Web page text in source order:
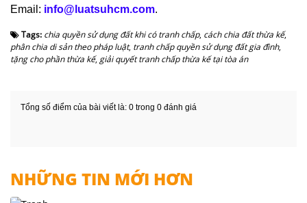
Email: info@luatsuhcm.com.
Tags: chia quyền sử dụng đất khi có tranh chấp, cách chia đất thừa kế,
phân chia di sản theo pháp luật, tranh chấp quyền sử dụng đất gia đình,
tặng cho phần thừa kế, giải quyết tranh chấp thừa kế tại tòa án
Tổng số điểm của bài viết là: 0 trong 0 đánh giá
NHỮNG TIN MỚI HƠN